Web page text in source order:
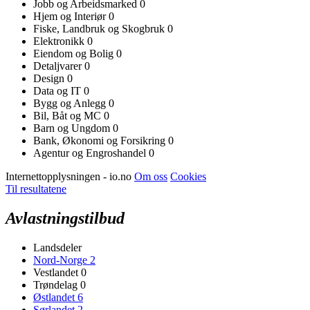
Jobb og Arbeidsmarked 0
Hjem og Interiør0
Fiske, Landbruk og Skogbruk 0
Elektronikk 0
Eiendom og Bolig 0
Detaljvarer0
Design 0
Data og IT 0
Bygg og Anlegg 0
Bil, Båt og MC 0
Barn og Ungdom 0
Bank, Økonomi og Forsikring 0
Agentur og Engroshandel 0
Internettopplysningen - io.no Om oss Cookies
Til resultatene
Avlastningstilbud
Landsdeler
Nord-Norge 2
Vestlandet 0
Trøndelag 0
Østlandet 6